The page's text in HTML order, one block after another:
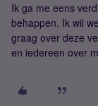
Ik ga me eens
behappen. Ik wil
graag over deze
en iedereen over